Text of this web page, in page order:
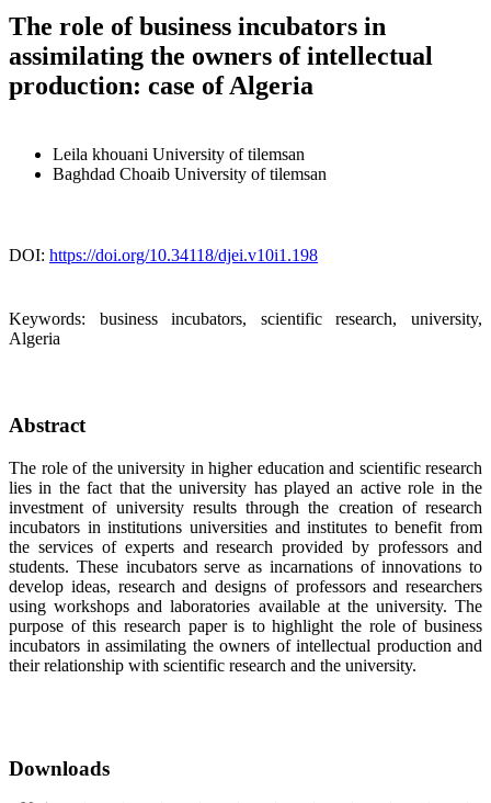
The role of business incubators in
assimilating the owners of intellectual
production: case of Algeria
Leila khouani University of tilemsan
Baghdad Choaib University of tilemsan
DOI: https://doi.org/10.34118/djei.v10i1.198
Keywords: business incubators, scientific research, university,
Algeria
Abstract
The role of the university in higher education and scientific research
lies in the fact that the university has played an active role in the
investment of university results through the creation of research
incubators in institutions universities and institutes to benefit from
the services of experts and research provided by professors and
students. These incubators serve as incarnations of innovations to
develop ideas, research and designs of professors and researchers
using workshops and laboratories available at the university. The
purpose of this research paper is to highlight the role of business
incubators in assimilating the owners of intellectual production and
their relationship with scientific research and the university.
Downloads